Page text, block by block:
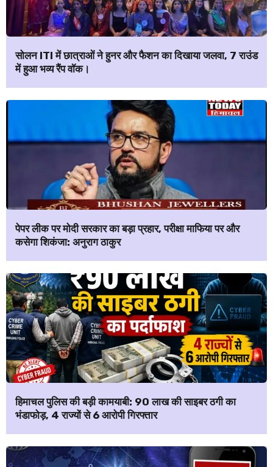
सोलन ITI में छात्राओं ने हुनर और फैशन का दिखाया जलवा, 7 राउंड
में हुआ भव्य रैंप वॉक।
पेपर लीक पर मोदी सरकार का बड़ा प्रहार, परीक्षा माफिया पर और
कसेगा शिकंजा: अनुराग ठाकुर
हिमाचल पुलिस की बड़ी कामयाबी: ₹90 लाख की साइबर ठगी का
भंडाफोड़, 4 राज्यों से 6 आरोपी गिरफ्तार